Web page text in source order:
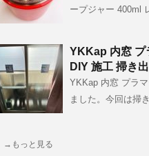
ープジャー 400ml
YKKap 内窓 プ
DIY 施工 掃き
YKKap 内窓 プラ
ました。今回は掃
→もっと見る